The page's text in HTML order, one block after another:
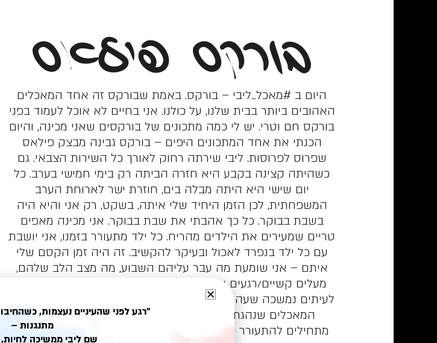
בורקס פילאס
היום ב #מאכל_ליבי – בורקס. באמת שבורקס זה אחד המאכלים
האהובים ביותר בבית שלנו, על כולנו. אני בחיים לא אוכל לעמוד בפני
בורקס חם וטרי. יש לי כמה מתכונים של בורקסים שאני מכינה, והיום
הכנתי את אחד המתכונים היפים – בורקס גבינה מבצק פילאס
שפרוס לפרוסות. ליבי שירתה רחוק לאורך כל השירות הצבאי. גם
כשהיתה קצינה בקבע היא חזרה הביתה רק בימי חמישי בערב. כל
יום שישי היא היתה מבלה בים, חוזרת ישר לארוחת הערב
המשפחתית, לכן הזמן היחיד שלי איתה, בשקט, רק אני והיא היה
בשבת בבוקר. כל כך אהבתי את שבת בבוקר. אני מכינה מאפים
טריים שמעירים את הילדים מהריח. כל ילד מתעורר בזמנו, אני יושבת
עם כל ילד בנפרד לאכול ובעיקר להקשיב. זה היה זמן הקסם שלי
איתם – אני שומעת מה עבר עליהם השבוע, מה מצב הלב שלהם,
מעלים קשיים/רגעים שמחים/התלבטויות. והארוחה בשבת בבוקר
לעיתים נמשכה שעה, כי היה לנו המון מה להשלים. בורקס הוא אחד
המאכלים שנהגתי להכין להם לארוחת הבוקר. שמעתי אותם
מתחילים להתעורר ורק אז הכנסתי את הבורקס לתנור. שיהיה חם
"רגע לפני שהעיניים נעצמות,
מתנגנות –
שם ליבי ממשיכה